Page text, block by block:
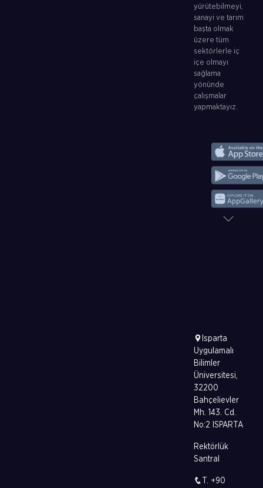
yürütebilmeyi,
sanayi ve tarım
başta olmak
üzere tüm
sektörlerle iç
içe olmayı
sağlama
yönünde
çalışmalar
yapmaktayız.
Isparta
Uygulamalı
Bilimler
Üniversitesi,
32200
Bahçelievler
Mh. 143. Cd.
No:2 ISPARTA
Rektörlük
Santral
T. +90